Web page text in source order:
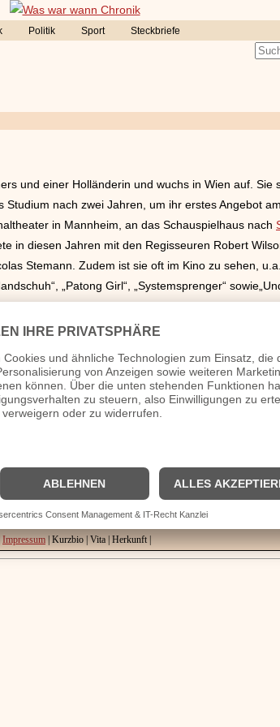
Politik Sport Steckbriefe
und einer Holländerin und wuchs in Wien auf. Sie
nach zwei Jahren, um ihr erstes Angebot
in Mannheim, an das Schauspielhaus nach
in diesen Jahren mit den Regisseuren Robert
Stemann. Zudem ist sie oft im Kino zu sehen,
„Patong Girl“, „Systemsprenger“
Rings, mit dem dem Namensgeber zufolge
des Hamburger Thalia-Theater.
Herkunft etc.
/ X / Instagram Seite
was-war-wann.de. Alle Rechte vorbehalten. |
Impressum | Kurzbio | Vita | Herkunft |